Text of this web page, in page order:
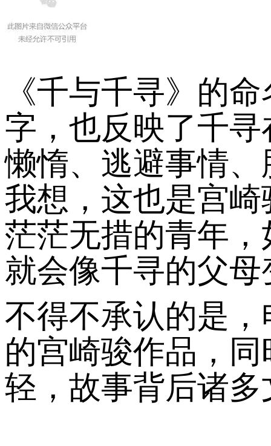
《千与千寻》的
字，也反映了千
懒惰、逃避事情
我想，这也是宫
茫茫无措的青年
就会像千寻的父母
不得不承认的是
的宫崎骏作品，
轻，故事背后诸